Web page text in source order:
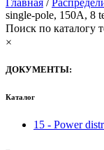
Главная /
single-pole, 150A, 8
Поиск по каталогу
×
ДОКУМЕНТЫ:
Каталог
15 - Power